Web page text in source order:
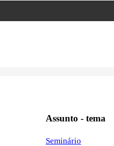
Assunto - tema
Seminário